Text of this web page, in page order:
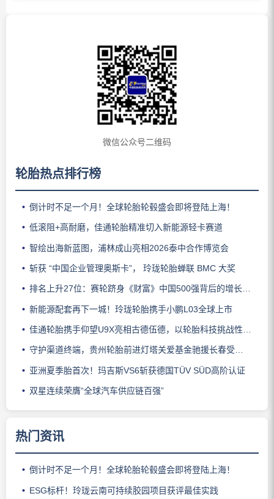
微信公众号二维码
轮胎热点排行榜
倒计时不足一个月！全球轮胎轮毂盛会即将登陆上海！
低滚阻+高耐磨，佳通轮胎精准切入新能源轻卡赛道
智绘出海新蓝图，浦林成山亮相2026泰中合作博览会
斩获 “中国企业管理奥斯卡”， 玲珑轮胎蝉联 BMC 大奖
排名上升27位：赛轮跻身《财富》中国500强背后的增长逻辑
新能源配套再下一城！玲珑轮胎携手小鹏L03全球上市
佳通轮胎携手仰望U9X亮相古德伍德，以轮胎科技挑战性能边界
守护渠道终端，贵州轮胎前进灯塔关爱基金驰援长春受灾门店
亚洲夏季胎首次！玛吉斯VS6斩获德国TÜV SÜD高阶认证
双星连续荣膺“全球汽车供应链百强”
热门资讯
倒计时不足一个月！全球轮胎轮毂盛会即将登陆上海！
ESG标杆！玲珑云南可持续胶园项目获评最佳实践